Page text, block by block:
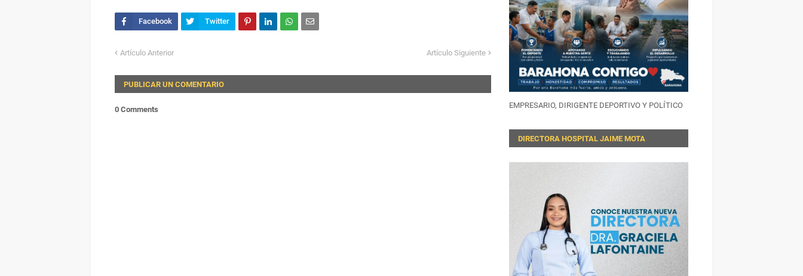
Artículo Anterior Artículo Siguiente
PUBLICAR UN COMENTARIO
0 Comments EMPRESARIO, DIRIGENTE DEPORTIVO Y POLÍTICO
DIRECTORA HOSPITAL JAIME MOTA